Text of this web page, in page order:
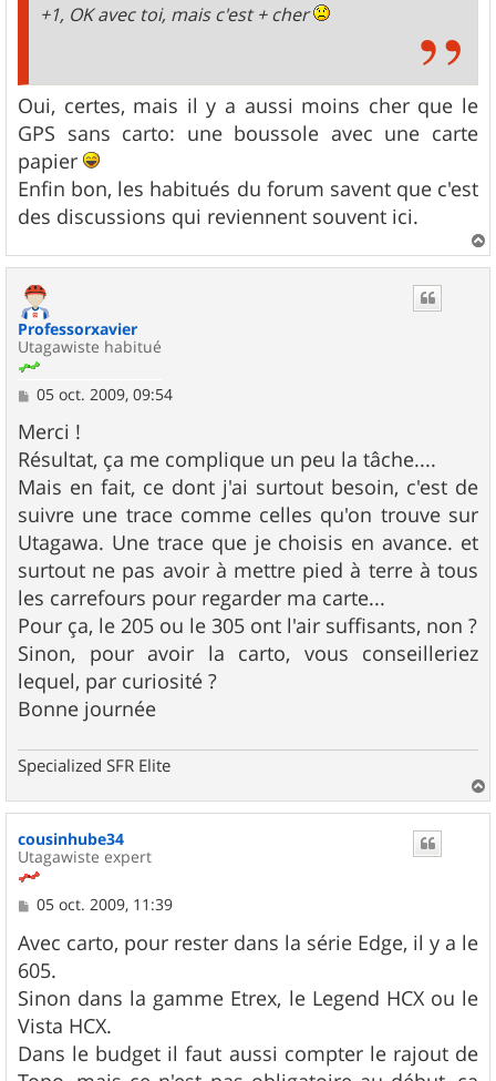
+1, OK avec toi, mais c'est + cher
Oui, certes, mais il y a aussi moins cher que le
GPS sans carto: une boussole avec une carte
papier
Enfin bon, les habitués du forum savent que c'est
des discussions qui reviennent souvent ici.
a
Professorxavier
Utagawiste habitué
M
s
s
a
g
e
05 oct. 2009, 09:54
Merci !
Résultat, ça me complique un peu la tâche....
Mais en fait, ce dont j'ai surtout besoin, c'est de
suivre une trace comme celles qu'on trouve sur
Utagawa. Une trace que je choisis en avance. et
surtout ne pas avoir à mettre pied à terre à tous
les carrefours pour regarder ma carte...
Pour ça, le 205 ou le 305 ont l'air suffisants, non ?
Sinon, pour avoir la carto, vous conseilleriez
lequel, par curiosité ?
Bonne journée
Specialized SFR Elite
a
cousinhube34
Utagawiste expert
M
s
s
a
g
e
05 oct. 2009, 11:39
Avec carto, pour rester dans la série Edge, il y a le
605.
Sinon dans la gamme Etrex, le Legend HCX ou le
Vista HCX.
Dans le budget il faut aussi compter le rajout de